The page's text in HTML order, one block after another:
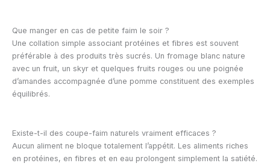
Que manger en cas de petite faim le soir ?
Une collation simple associant protéines et fibres est souvent
préférable à des produits très sucrés. Un fromage blanc nature
avec un fruit, un skyr et quelques fruits rouges ou une poignée
d’amandes accompagnée d’une pomme constituent des exemples
équilibrés.
Existe-t-il des coupe-faim naturels vraiment efficaces ?
Aucun aliment ne bloque totalement l’appétit. Les aliments riches
en protéines, en fibres et en eau prolongent simplement la satiété.